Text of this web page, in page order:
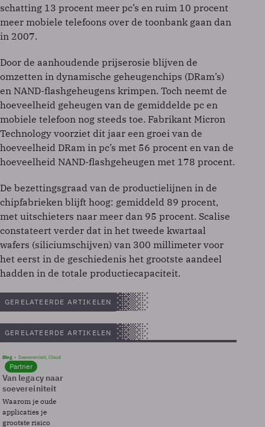
schatting 13 procent meer pc’s en ruim 10 procent
meer mobiele telefoons over de toonbank gaan dan
in 2007.
Door de aanhoudende prijserosie blijven de
omzetten in dynamische geheugenchips (DRam’s)
en NAND-flashgeheugens krimpen. Toch neemt de
hoeveelheid geheugen van de gemiddelde pc en
mobiele telefoon nog steeds toe. Fabrikant Micron
Technology voorziet dit jaar een groei van de
hoeveelheid DRam in pc’s met 56 procent en van de
hoeveelheid NAND-flashgeheugen met 178 procent.
De bezettingsgraad van de productielijnen in de
chipfabrieken blijft hoog: gemiddeld 89 procent,
met uitschieters naar meer dan 95 procent. Scalise
constateert verder dat in het tweede kwartaal
wafers (siliciumschijven) van 300 millimeter voor
het eerst in de geschiedenis het grootste aandeel
hadden in de totale productiecapaciteit.
GERELATEERDE ARTIKELEN
GERELATEERDE ARTIKELEN
Blog Soevereinteit, Cloud
Partner
Van legacy naar
soevereiniteit
Waarom je oude
applicaties je
grootste risico